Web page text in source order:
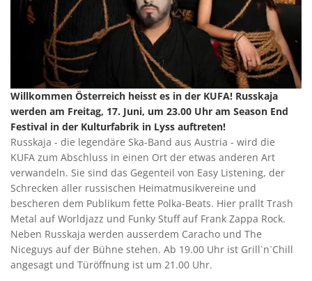
Willkommen Österreich heisst es in der KUFA! Russkaja
werden am Freitag, 17. Juni, um 23.00 Uhr am Season End
Festival in der Kulturfabrik in Lyss auftreten!
Russkaja - die legendäre Ska-Band aus Austria - wird die
KUFA zum Abschluss in einen Ort der etwas anderen Art
verwandeln. Sie sind das Gegenteil von Easy Listening, der
Schrecken aller russischen Heimatmusikvereine und
bescheren dem Publikum fette Polka-Beats. Hier prallt Trash
Metal auf Worldjazz und Funky Stuff auf Frank Zappa Rock.
Neben Russkaja werden ausserdem Caracho und The
Niceguys auf der Bühne stehen. Ab 19.00 Uhr ist Grill`n`Chill
angesagt und Türöffnung ist um 21.00 Uhr.